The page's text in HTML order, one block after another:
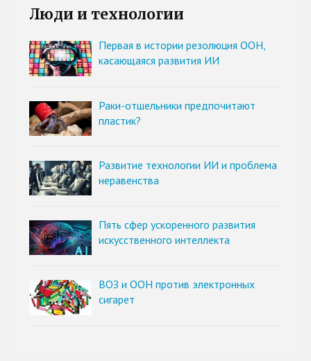
Люди и технологии
Первая в истории резолюция ООН,
касающаяся развития ИИ
Раки-отшельники предпочитают
пластик?
Развитие технологии ИИ и проблема
неравенства
Пять сфер ускоренного развития
искусственного интеллекта
ВОЗ и ООН против электронных
сигарет